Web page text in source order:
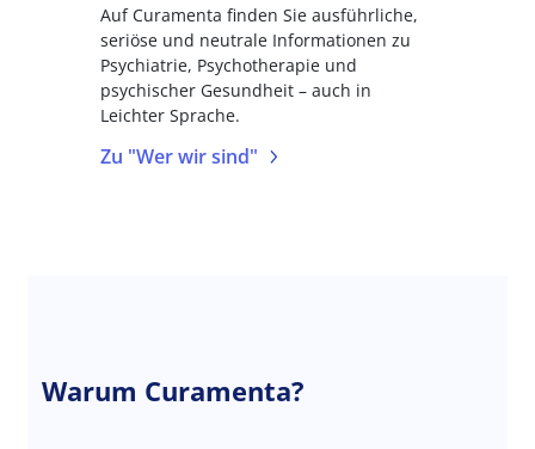
Auf Curamenta finden Sie ausführliche,
seriöse und neutrale Informationen zu
Psychiatrie, Psychotherapie und
psychischer Gesundheit – auch in
Leichter Sprache.
Zu "Wer wir sind"
Warum Curamenta?